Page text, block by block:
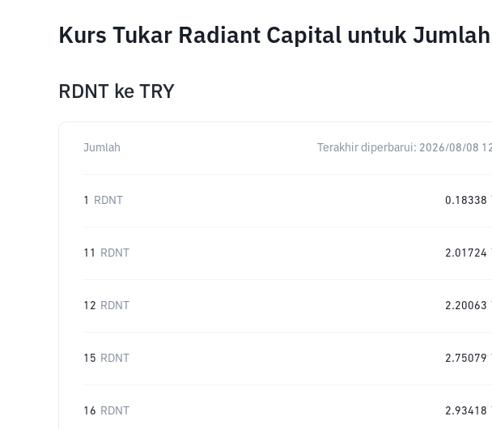
Kurs Tukar Radiant Capital untuk
RDNT ke TRY
Jumlah Terakhir diperbarui: 2026/08/08
1 RDNT 0.18338
11 RDNT 2.01724
12 RDNT 2.20063
15 RDNT 2.75079
16 RDNT 2.93418